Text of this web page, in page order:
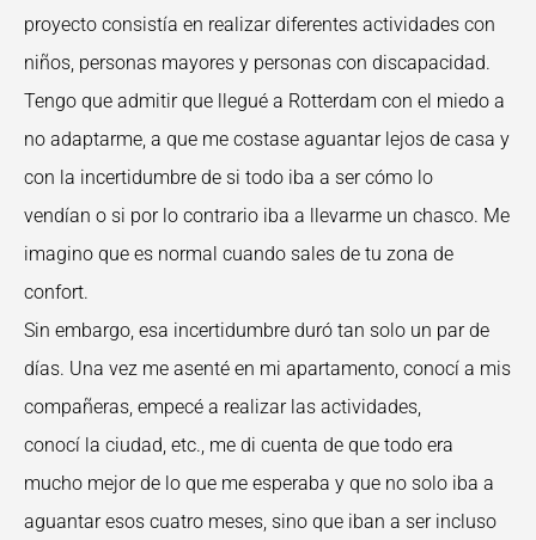
proyecto consistía en realizar diferentes actividades con
niños, personas mayores y personas con discapacidad.
Tengo que admitir que llegué a Rotterdam con el miedo a
no adaptarme, a que me costase aguantar lejos de casa y
con la incertidumbre de si todo iba a ser cómo lo
vendían o si por lo contrario iba a llevarme un chasco. Me
imagino que es normal cuando sales de tu zona de
confort.
Sin embargo, esa incertidumbre duró tan solo un par de
días. Una vez me asenté en mi apartamento, conocí a mis
compañeras, empecé a realizar las actividades,
conocí la ciudad, etc., me di cuenta de que todo era
mucho mejor de lo que me esperaba y que no solo iba a
aguantar esos cuatro meses, sino que iban a ser incluso